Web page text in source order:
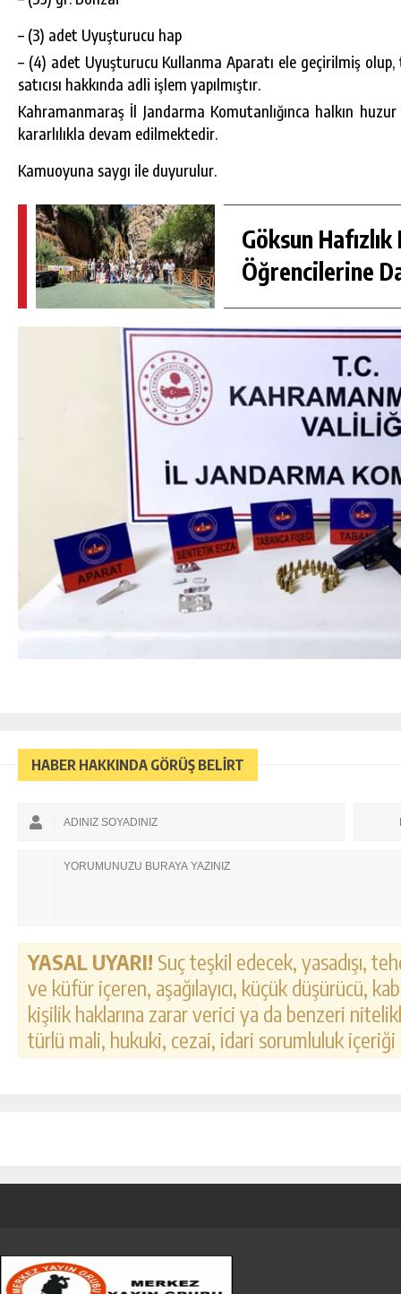
– (3) adet Uyuşturucu hap
– (4) adet Uyuşturucu Kullanma Aparatı ele geçirilmiş olup,
satıcısı hakkında adli işlem yapılmıştır.
Kahramanmaraş İl Jandarma Komutanlığınca halkın
kararlılıkla devam edilmektedir.
Kamuoyuna saygı ile duyurulur.
Göksun Hafızlık
Öğrencilerine
HABER HAKKINDA GÖRÜŞ BELİRT
YASAL UYARI! Suç teşkil edecek, yasadışı,
ve küfür içeren, aşağılayıcı, küçük düşürücü,
kişilik haklarına zarar verici ya da benzeri
türlü mali, hukuki, cezai, idari sorumluluk